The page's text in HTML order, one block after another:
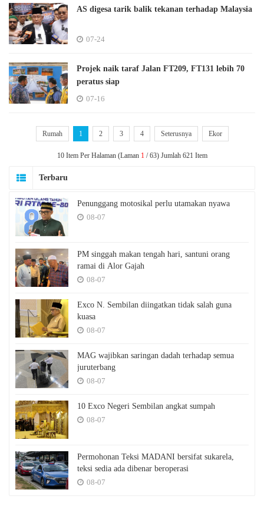
AS digesa tarik balik tekanan terhadap Malaysia
07-24
Projek naik taraf Jalan FT209, FT131 lebih 70
peratus siap
07-16
Rumah 1 2 3 4 Seterusnya Ekor
10 Item Per Halaman (Laman 1/ 63) Jumlah 621 Item
Terbaru
Penunggang motosikal perlu utamakan nyawa
08-07
PM singgah makan tengah hari, santuni orang
ramai di Alor Gajah
08-07
Exco N. Sembilan diingatkan tidak salah guna
kuasa
08-07
MAG wajibkan saringan dadah terhadap semua
juruterbang
08-07
10 Exco Negeri Sembilan angkat sumpah
08-07
Permohonan Teksi MADANI bersifat sukarela,
teksi sedia ada dibenar beroperasi
08-07